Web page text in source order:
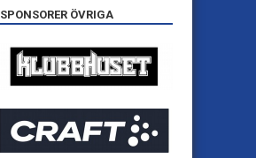
SPONSORER ÖVRIGA